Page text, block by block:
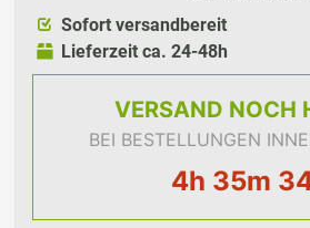
Sofort versandbereit
Lieferzeit ca. 24-48h
VERSAND NOCH
BEI BESTELLUNGEN
4h 35m